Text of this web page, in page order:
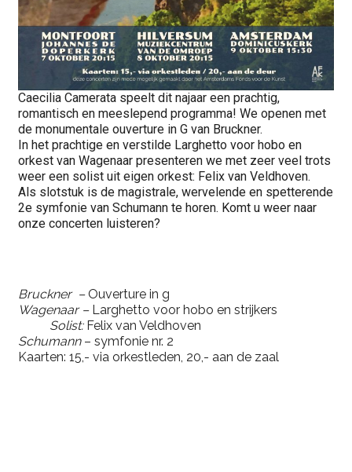
Caecilia Camerata speelt dit najaar een prachtig,
romantisch en meeslepend programma! We openen met
de monumentale ouverture in G van Bruckner.
In het prachtige en verstilde Larghetto voor hobo en
orkest van Wagenaar presenteren we met zeer veel trots
weer een solist uit eigen orkest: Felix van Veldhoven.
Als slotstuk is de magistrale, wervelende en spetterende
2e symfonie van Schumann te horen. Komt u weer naar
onze concerten luisteren?
Bruckner – Ouverture in g
Wagenaar – Larghetto voor hobo en strijkers
Solist:Felix van Veldhoven
Schumann – symfonie nr. 2
Kaarten: 15,- via orkestleden, 20,- aan de zaal